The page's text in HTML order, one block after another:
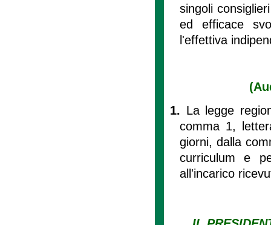
singoli
ed efficace
l'effettiva
1. La legge
comma 1,
giorni, dalla
curriculum e
all'incarico